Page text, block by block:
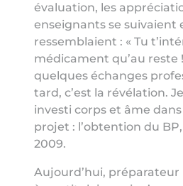
évaluation, les
enseignants se suivaient
ressemblaient : « Tu
médicament qu’au reste
quelques échanges
tard, c’est la révélation.
investi corps et âme
projet : l’obtention du
2009.
Aujourd’hui, préparateur